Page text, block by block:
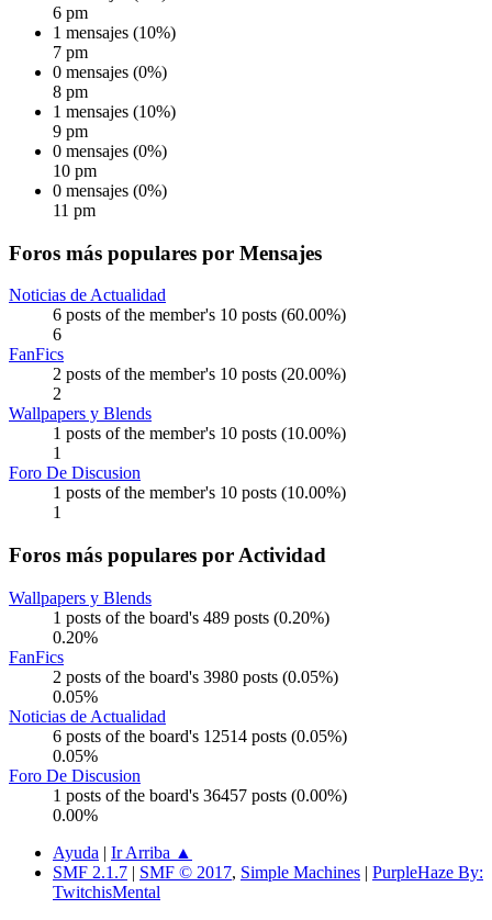
6 pm
1 mensajes (10%)
7 pm
0 mensajes (0%)
8 pm
1 mensajes (10%)
9 pm
0 mensajes (0%)
10 pm
0 mensajes (0%)
11 pm
Foros más populares por Mensajes
Noticias de Actualidad
6 posts of the member's 10 posts (60.00%)
6
FanFics
2 posts of the member's 10 posts (20.00%)
2
Wallpapers y Blends
1 posts of the member's 10 posts (10.00%)
1
Foro De Discusion
1 posts of the member's 10 posts (10.00%)
1
Foros más populares por Actividad
Wallpapers y Blends
1 posts of the board's 489 posts (0.20%)
0.20%
FanFics
2 posts of the board's 3980 posts (0.05%)
0.05%
Noticias de Actualidad
6 posts of the board's 12514 posts (0.05%)
0.05%
Foro De Discusion
1 posts of the board's 36457 posts (0.00%)
0.00%
Ayuda | Ir Arriba ▲
SMF 2.1.7 | SMF © 2017, Simple Machines | PurpleHaze By:
TwitchisMental